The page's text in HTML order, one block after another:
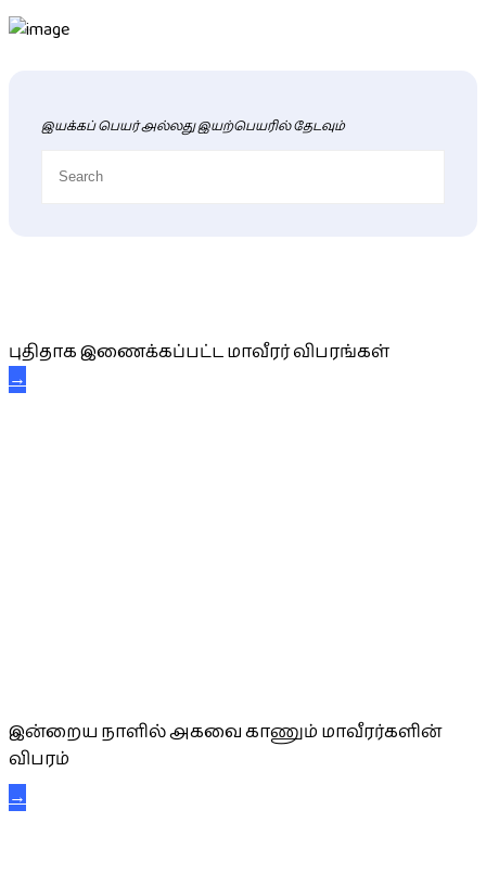
இயக்கப் பெயர் அல்லது இயற்பெயரில் தேடவும்
புதிதாக இணைக்கப்பட்ட மாவீரர் விபரங்கள்
→
இன்றைய நாளில் அகவை காணும் மாவீரர்களின்
விபரம்
→